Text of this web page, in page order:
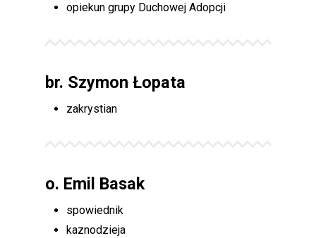
opiekun grupy Duchowej Adopcji
br. Szymon Łopata
zakrystian
o. Emil Basak
spowiednik
kaznodzieja